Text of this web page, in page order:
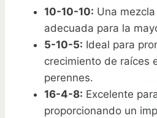
10-10-10: Una
adecuada para la
5-10-5: Ideal para
crecimiento de raíces
perennes.
16-4-8: Excelente
proporcionando un